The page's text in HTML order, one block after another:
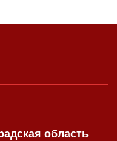
область